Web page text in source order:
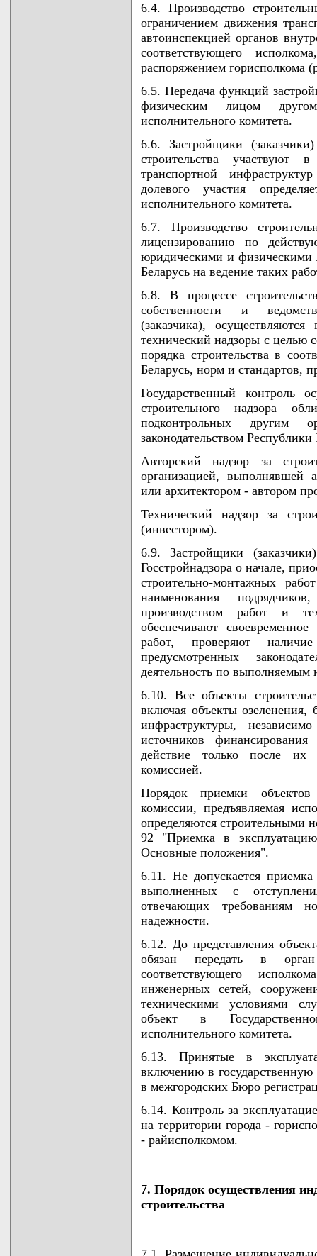
6.4. Производство
ограничением движения
автоинспекцией органов
соответствующего
распоряжением горисполкома
6.5. Передача функций
физическим лицом
исполнительного комитета.
6.6. Застройщики
строительства участвуют
транспортной
долевого участия
исполнительного комитета.
6.7. Производство
лицензированию по
юридическими и
Беларусь на ведение таких
6.8. В процессе
собственности и
(заказчика),
технический надзоры с целью
порядка строительства в
Беларусь, норм и стандартов,
Государственный контроль
строительного надзора
подконтрольных другим
законодательством Республики
Авторский надзор за
организацией, выполнявшей
или архитектором - автором
Технический надзор за
(инвестором).
6.9. Застройщики
Госстройнадзора о начале,
строительно-монтажных
наименования
производством работ и
обеспечивают
работ, проверяют
предусмотренных
деятельность по выполняемым
6.10. Все объекты
включая объекты озеленения,
инфраструктуры,
источников
действие только после
комиссией.
Порядок приемки
комиссии, предъявляемая
определяются строительными
92 "Приемка в эксплуатацию
Основные положения".
6.11. Не допускается приемка
выполненных с
отвечающих требованиям
надежности.
6.12. До представления
обязан передать в орган
соответствующего
инженерных сетей,
техническими условиями
объект в
исполнительного комитета.
6.13. Принятые в
включению в государственную
в межгородских Бюро
6.14. Контроль за
на территории города -
- райисполкомом.
7. Порядок осуществления
строительства